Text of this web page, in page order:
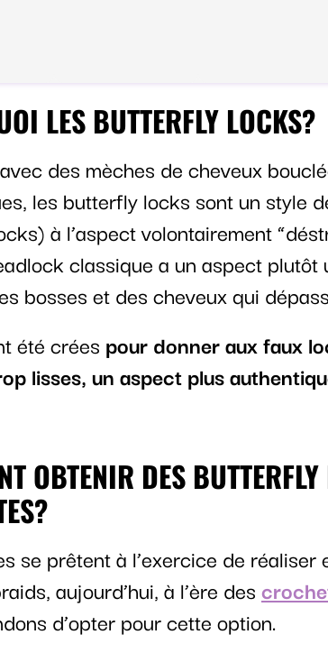
LES BUTTERFLY LOCKS?
des mèches de cheveux
les butterfly locks sont un style
à l’aspect volontairement
classique a un aspect
bosses et des cheveux qui
été crées pour donner aux faux
lisses, un aspect plus
OBTENIR DES
se prêtent à l’exercice de réaliser
aujourd’hui, à l’ère des
d’opter pour cette option.